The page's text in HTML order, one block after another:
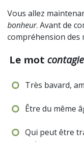
Vous allez
bonheur. Avant de
compréhension des
Le mot
Très bavard,
Être du même
Qui peut être